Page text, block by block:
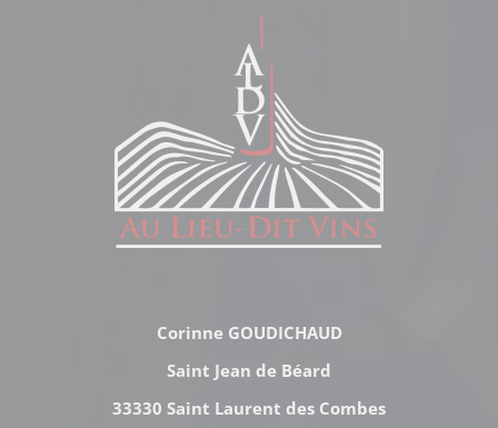
Corinne GOUDICHAUD
Saint Jean de Béard
33330 Saint Laurent des Combes